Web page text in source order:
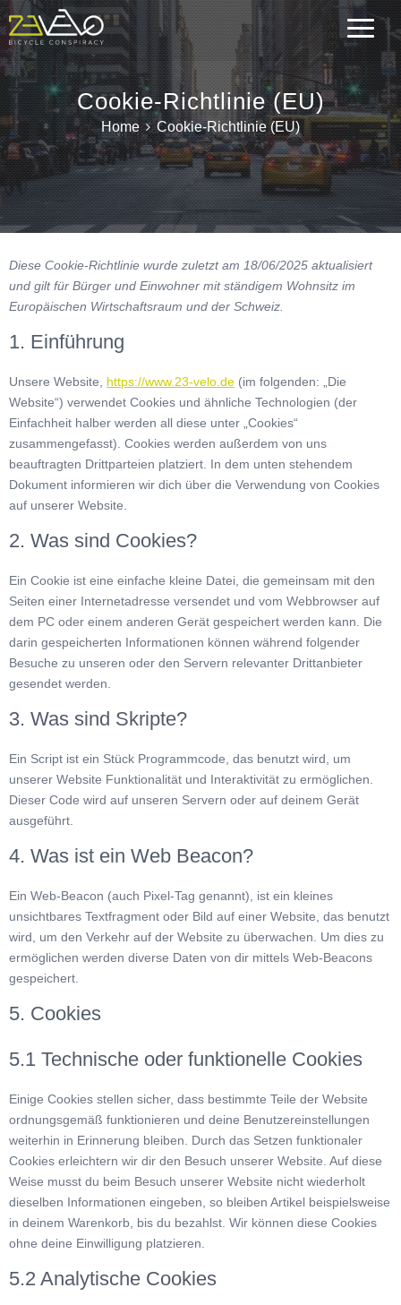
Cookie-Richtlinie (EU)
Home Cookie-Richtlinie (EU)
Diese Cookie-Richtlinie wurde zuletzt am 18/06/2025 aktualisiert
und gilt für Bürger und Einwohner mit ständigem Wohnsitz im
Europäischen Wirtschaftsraum und der Schweiz.
1. Einführung
Unsere Website, https://www.23-velo.de (im folgenden: „Die
Website“) verwendet Cookies und ähnliche Technologien (der
Einfachheit halber werden all diese unter „Cookies“
zusammengefasst). Cookies werden außerdem von uns
beauftragten Drittparteien platziert. In dem unten stehendem
Dokument informieren wir dich über die Verwendung von Cookies
auf unserer Website.
2. Was sind Cookies?
Ein Cookie ist eine einfache kleine Datei, die gemeinsam mit den
Seiten einer Internetadresse versendet und vom Webbrowser auf
dem PC oder einem anderen Gerät gespeichert werden kann. Die
darin gespeicherten Informationen können während folgender
Besuche zu unseren oder den Servern relevanter Drittanbieter
gesendet werden.
3. Was sind Skripte?
Ein Script ist ein Stück Programmcode, das benutzt wird, um
unserer Website Funktionalität und Interaktivität zu ermöglichen.
Dieser Code wird auf unseren Servern oder auf deinem Gerät
ausgeführt.
4. Was ist ein Web Beacon?
Ein Web-Beacon (auch Pixel-Tag genannt), ist ein kleines
unsichtbares Textfragment oder Bild auf einer Website, das benutzt
wird, um den Verkehr auf der Website zu überwachen. Um dies zu
ermöglichen werden diverse Daten von dir mittels Web-Beacons
gespeichert.
5. Cookies
5.1 Technische oder funktionelle Cookies
Einige Cookies stellen sicher, dass bestimmte Teile der Website
ordnungsgemäß funktionieren und deine Benutzereinstellungen
weiterhin in Erinnerung bleiben. Durch das Setzen funktionaler
Cookies erleichtern wir dir den Besuch unserer Website. Auf diese
Weise musst du beim Besuch unserer Website nicht wiederholt
dieselben Informationen eingeben, so bleiben Artikel beispielsweise
in deinem Warenkorb, bis du bezahlst. Wir können diese Cookies
ohne deine Einwilligung platzieren.
5.2 Analytische Cookies